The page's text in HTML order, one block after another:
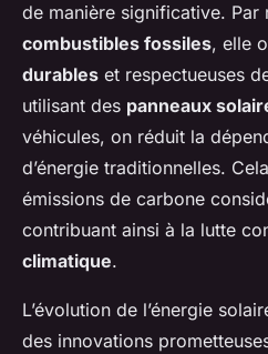
Tom 22 février 2025 • 5 min de
de manière significative. Par
combustibles fossiles, elle
durables et respectueuses
utilisant des panneaux
véhicules, on réduit la
d’énergie traditionnelles.
émissions de carbone
contribuant ainsi à la lutte
climatique.
L’évolution de l’énergie
des innovations